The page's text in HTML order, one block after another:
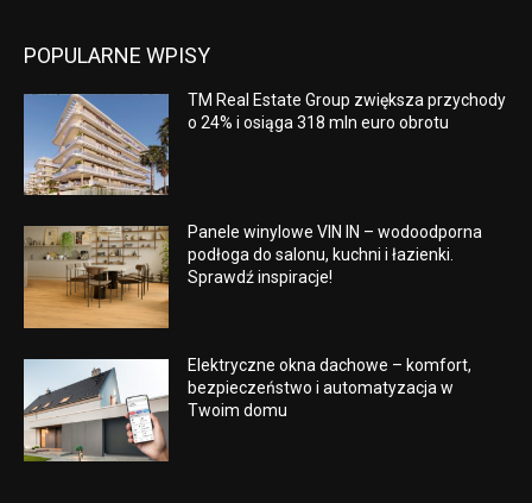
POPULARNE WPISY
TM Real Estate Group zwiększa przychody
o 24% i osiąga 318 mln euro obrotu
Panele winylowe VIN IN – wodoodporna
podłoga do salonu, kuchni i łazienki.
Sprawdź inspiracje!
Elektryczne okna dachowe – komfort,
bezpieczeństwo i automatyzacja w
Twoim domu